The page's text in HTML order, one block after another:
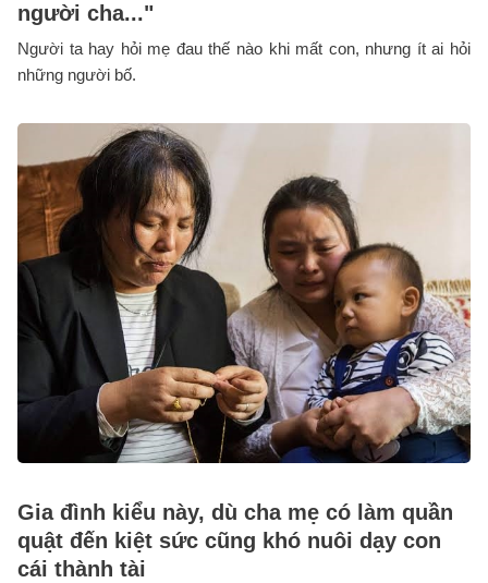
người cha..."
Người ta hay hỏi mẹ đau thế nào khi mất con, nhưng ít ai hỏi
những người bố.
Gia đình kiểu này, dù cha mẹ có làm quần
quật đến kiệt sức cũng khó nuôi dạy con
cái thành tài